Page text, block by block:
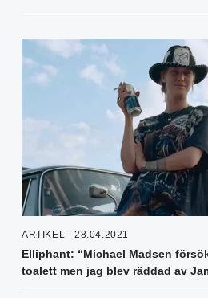
ARTIKEL - 28.04.2021
Elliphant: “Michael Madsen
toalett men jag blev räddad av